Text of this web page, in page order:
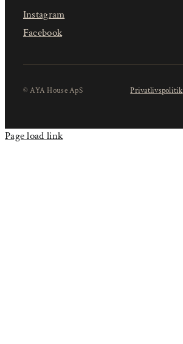
Instagram
Facebook
© AYA House ApS Privatlivspolitik
Page load link